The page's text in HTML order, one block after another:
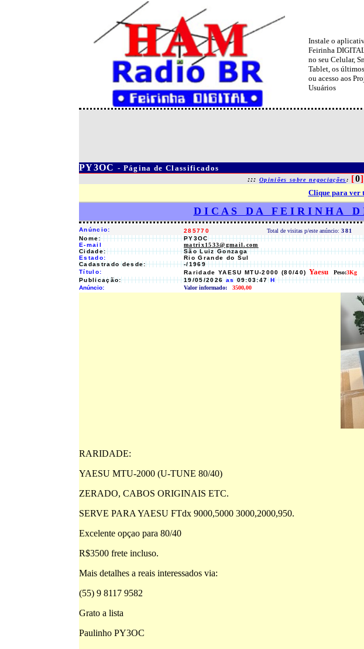
Instale o
Feirinha
no seu Celular,
Tablet, os
ou acesso aos
Usuários
PY3OC - Página de Classificados
::: Opiniões sobre negociações: [0]
Clique para ver
D I C A S D A F E I R I N H A
Anúncio: 285770 Total de visitas p/este anúncio:381
Nome:
PY3OC
E-mail
matrix1533@gmail.com
Cidade:
São Luiz Gonzaga
Estado:
Rio Grande do Sul
Cadastrado desde:
-/1969
Título:
Raridade YAESU MTU-2000 (80/40) Yaesu Peso:3Kg
Publicação:
19/05/2026as09:03:47H
Anúncio:
Valor informado: 3500,00
RARIDADE:
YAESU MTU-2000 (U-TUNE 80/40)
ZERADO, CABOS ORIGINAIS ETC.
SERVE PARA YAESU FTdx 9000,5000 3000,2000,950.
Excelente opçao para 80/40
R$3500 frete incluso.
Mais detalhes a reais interessados via:
(55) 9 8117 9582
Grato a lista
Paulinho PY3OC